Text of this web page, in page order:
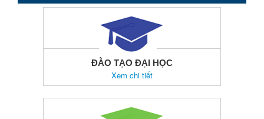
ĐÀO TẠO ĐẠI HỌC
Xem chi tiết